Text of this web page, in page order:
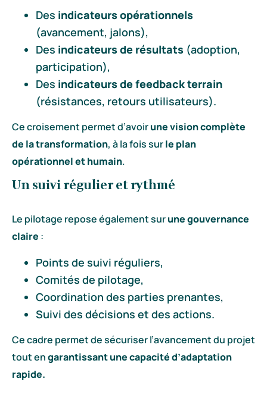
Des indicateurs opérationnels
(avancement, jalons),
Des indicateurs de résultats (adoption,
participation),
Des indicateurs de feedback terrain
(résistances, retours utilisateurs).
Ce croisement permet d’avoirune vision complète
de la transformation, à la fois surle plan
opérationnel et humain.
Un suivi régulier et rythmé
Le pilotage repose également surune gouvernance
claire :
Points de suivi réguliers,
Comités de pilotage,
Coordination des parties prenantes,
Suivi des décisions et des actions.
Ce cadre permet de sécuriser l’avancement du projet
tout engarantissant une capacité d’adaptation
rapide.